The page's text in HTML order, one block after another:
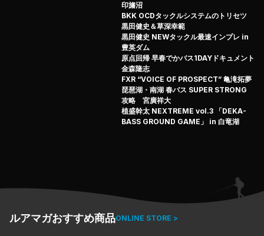
印旛沼
BKK OCDタックルシステムのトリセツ
黒田健史＆草深幸範
黒田健史 NEWタックル最速インプレ in
豊英ダム
原点回帰 早春でかバス1DAYドキュメント
金森隆志
FXR “VOICE OF PROSPECT” 亀滝拓夢
琵琶湖・南湖 春バス SUPER STRONG
攻略 宮廣祥大
植盛幹太 NEXTREME vol.3 「DEKA-
BASS GROUND GAME」 in 白竜湖
ルアマガおすすめ商品ONLINE STORE >